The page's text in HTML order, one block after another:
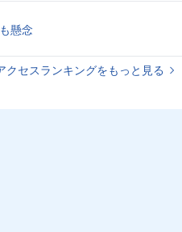
懸念
クセスランキングをもっと見る